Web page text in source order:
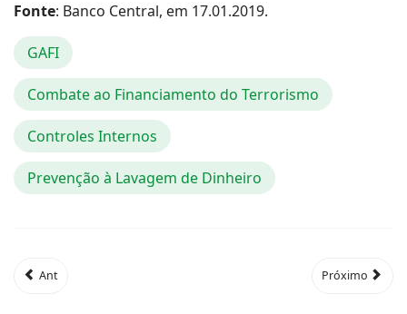
Fonte: Banco Central, em 17.01.2019.
GAFI
Combate ao Financiamento do Terrorismo
Controles Internos
Prevenção à Lavagem de Dinheiro
Ant Próximo